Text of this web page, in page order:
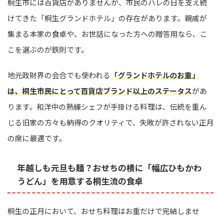
桐生市には百貨店がありませんが、市民のハレの日を支え続
けてきた「桐生グランドホテル」の存在があります。親戚が
集まる本家の食卓や、お世話になった方への贈答用なら、こ
こを選ぶのが鉄則です。
地元政財界の会合でも使われる「グランドホテルのお重」
は、桐生市民にとって百貨店ブランド以上のステータスがあ
ります。和洋中の熟練シェフが手掛ける料理は、伝統を重ん
じる旧家の方々も納得のクオリティで、失敗が許されない正月
の席に最適です。
年越しも元旦も麺？おせちの横に「幅広ひもかわ
うどん」を用意する桐生流の食卓
桐生の正月において、おせち料理はお重だけで完結しませ